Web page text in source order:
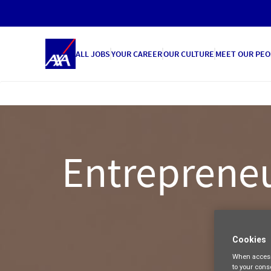
ALL JOBSYOUR CAREEROUR CULTURE MEET OUR
Cookies
When
to your